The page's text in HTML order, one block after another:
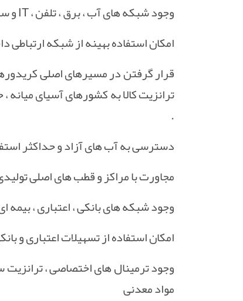
وجود شبکه های آب ، برق ، تلفن ، IT و سیستم دفع آب های سطحی .
امکان استفاده بهینه از شبکه ارتباطی
قرار گرفتن در مسیرهای اصلی
ترانزیت کالا به کشورهای آسیای میانه
.
دسترسی به آب های آزاد و حداکثر
مجاورت با مراکز و قطب های اصلی
وجود شبکه های بانکی ، اعتباری ،
امکان استفاده از تسهیلات اعتباری و
وجود ترمینال های اختصاصی ، ترانزیت
مواد معدنی